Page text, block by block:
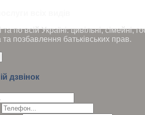
по всій Україні: цивільні,
позбавлення батьківських прав.
дзвінок